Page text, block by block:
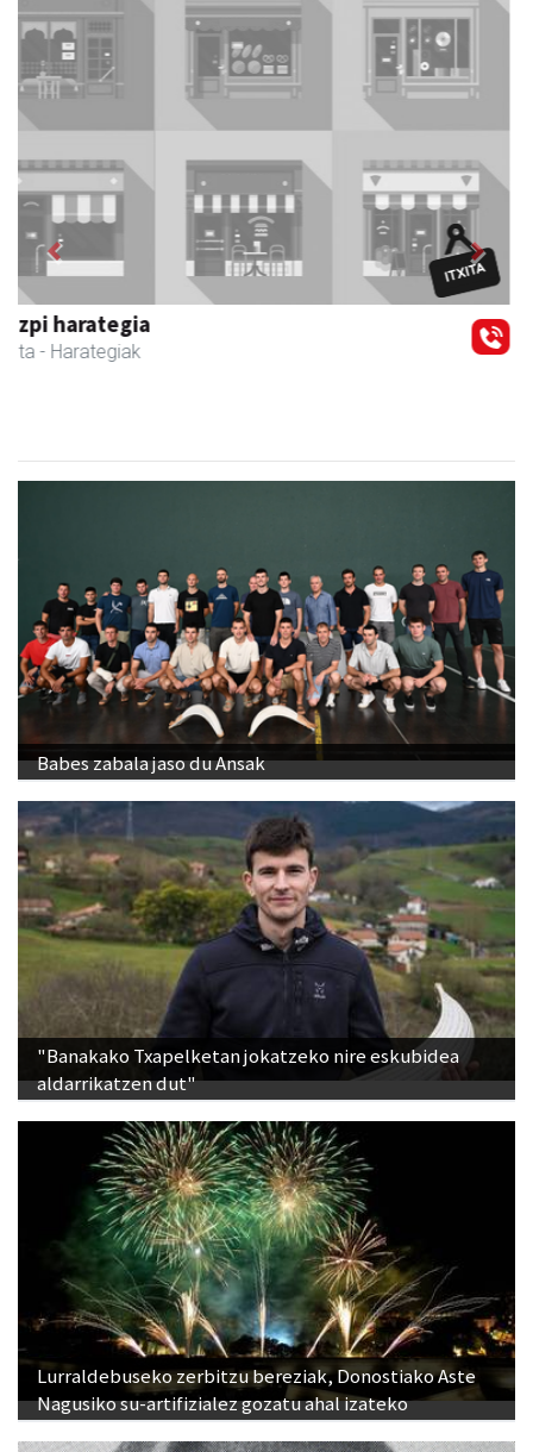
Barn trasteleku eta biltegi txikien alokairua
Urnieta - Trastelekuak
Previous
Babes zabala jaso du Ansak
"Banakako Txapelketan jokatzeko nire eskubidea
aldarrikatzen dut"
Lurraldebuseko zerbitzu bereziak, Donostiako Aste
Nagusiko su-artifizialez gozatu ahal izateko